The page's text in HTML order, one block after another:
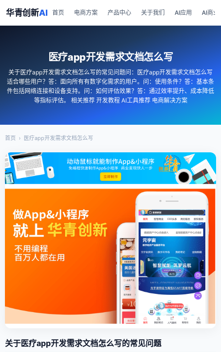
华青创新AI 首页 电商方案 产品中心 关于我们 AI应用 AI商业
医疗app开发需求文档怎么写
关于医疗app开发需求文档怎么写的常见问题问：医疗app开发需求文档怎么写
适合哪些用户？答：面向所有有数字化需求的用户。问：使用条件？答：基本条
件包括网络连接和设备支持。问：如何评估效果？答：通过效率提升、成本降低
等指标评估。 相关推荐 开发教程 AI工具推荐 电商解决方案
首页 › 医疗app开发需求文档怎么写
关于医疗app开发需求文档怎么写的常见问题